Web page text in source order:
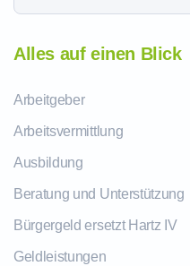
Alles auf einen Blick
Arbeitgeber
Arbeitsvermittlung
Ausbildung
Beratung und Unterstützung
Bürgergeld ersetzt Hartz IV
Geldleistungen